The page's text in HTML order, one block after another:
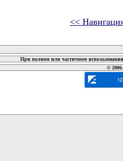
<<
При полном или частичном
©